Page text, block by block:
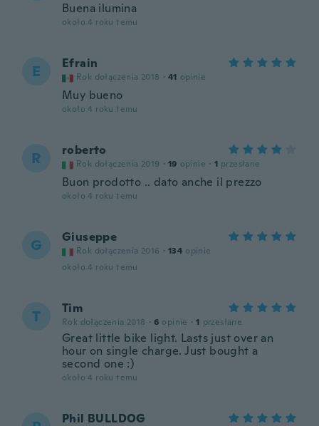
Buena ilumina
około 4 roku temu
E Efrain
Rok dołączenia 2018 · 41 opinie
Muy bueno
około 4 roku temu
R roberto
Rok dołączenia 2019 · 19 opinie · 1 przesłane
Buon prodotto .. dato anche il prezzo
około 4 roku temu
G Giuseppe
Rok dołączenia 2016 · 134 opinie
około 4 roku temu
T Tim
Rok dołączenia 2018 · 6 opinie · 1 przesłane
Great little bike light. Lasts just over an
hour on single charge. Just bought a
second one :)
około 4 roku temu
Phil BULLDOG